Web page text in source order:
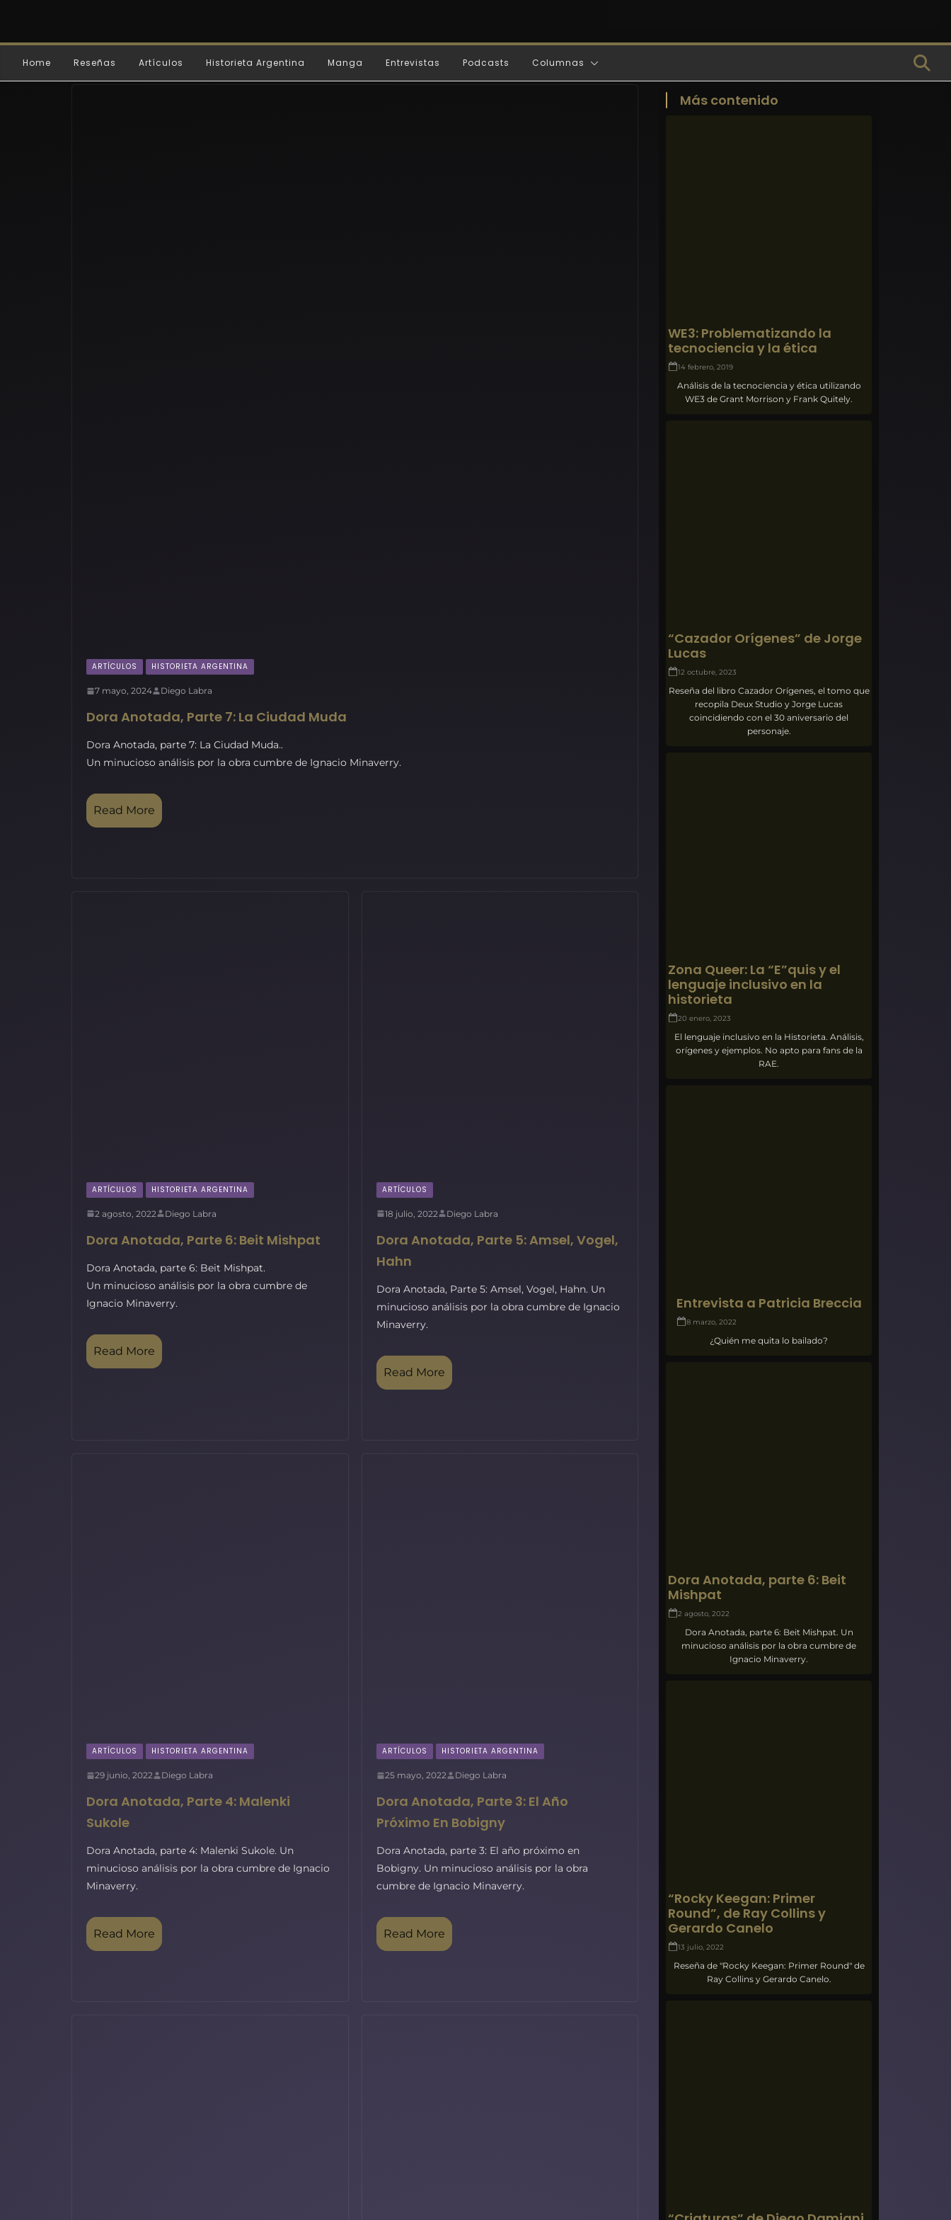
Home Reseñas Artículos Historieta Argentina Manga Entrevistas Podcasts Columnas
ARTÍCULOS HISTORIETA ARGENTINA
7 mayo, 2024 Diego Labra
Dora Anotada, Parte 7: La Ciudad Muda
Dora Anotada, parte 7: La Ciudad Muda..
Un minucioso análisis por la obra cumbre de Ignacio Minaverry.
Read More
ARTÍCULOS HISTORIETA ARGENTINA
2 agosto, 2022 Diego Labra
Dora Anotada, Parte 6: Beit Mishpat
Dora Anotada, parte 6: Beit Mishpat.
Un minucioso análisis por la obra cumbre de
Ignacio Minaverry.
Read More
ARTÍCULOS
18 julio, 2022 Diego Labra
Dora Anotada, Parte 5: Amsel, Vogel,
Hahn
Dora Anotada, Parte 5: Amsel, Vogel, Hahn. Un
minucioso análisis por la obra cumbre de Ignacio
Minaverry.
Read More
ARTÍCULOS HISTORIETA ARGENTINA
29 junio, 2022 Diego Labra
Dora Anotada, Parte 4: Malenki
Sukole
Dora Anotada, parte 4: Malenki Sukole. Un
minucioso análisis por la obra cumbre de Ignacio
Minaverry.
Read More
ARTÍCULOS HISTORIETA ARGENTINA
25 mayo, 2022 Diego Labra
Dora Anotada, Parte 3: El Año
Próximo En Bobigny
Dora Anotada, parte 3: El año próximo en
Bobigny. Un minucioso análisis por la obra
cumbre de Ignacio Minaverry.
Read More
Más contenido
WE3: Problematizando la
tecnociencia y la ética
14 febrero, 2019
Análisis de la tecnociencia y ética utilizando
WE3 de Grant Morrison y Frank Quitely.
“Cazador Orígenes” de Jorge
Lucas
12 octubre, 2023
Reseña del libro Cazador Orígenes, el tomo que
recopila Deux Studio y Jorge Lucas
coincidiendo con el 30 aniversario del
personaje.
Zona Queer: La “E”quis y el
lenguaje inclusivo en la
historieta
20 enero, 2023
El lenguaje inclusivo en la Historieta. Análisis,
orígenes y ejemplos. No apto para fans de la
RAE.
Entrevista a Patricia Breccia
8 marzo, 2022
¿Quién me quita lo bailado?
Dora Anotada, parte 6: Beit
Mishpat
2 agosto, 2022
Dora Anotada, parte 6: Beit Mishpat. Un
minucioso análisis por la obra cumbre de
Ignacio Minaverry.
“Rocky Keegan: Primer
Round”, de Ray Collins y
Gerardo Canelo
13 julio, 2022
Reseña de "Rocky Keegan: Primer Round" de
Ray Collins y Gerardo Canelo.